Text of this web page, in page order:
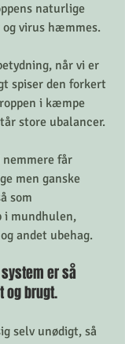
naturlige
virus hæmmes.
når vi er
spiser den forkert
i kæmpe
store ubalancer.
nemmere får
men ganske
som
i mundhulen,
andet ubehag.
er så
brugt.
selv unødigt, så